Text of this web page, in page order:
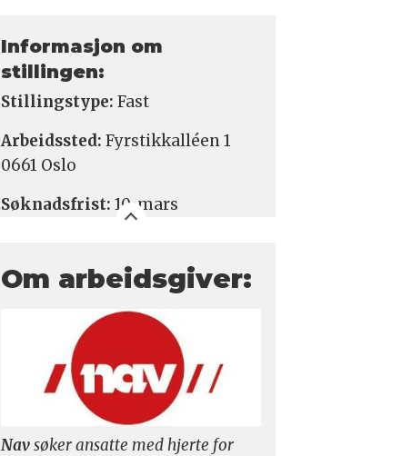
Informasjon om
stillingen:
Stillingstype: Fast
Arbeidssted: Fyrstikkalléen 1
0661 Oslo
Søknadsfrist: 10. mars
Om arbeidsgiver:
Navsøker ansatte med hjerte for